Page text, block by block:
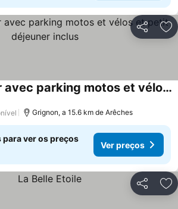
Partilhar
Au Ptit bonheur avec parking motos et vélos et petit déjeuner inclus
Grignon, a 15.6 km de Arêches
para ver os preços
Ver preços
Partilhar